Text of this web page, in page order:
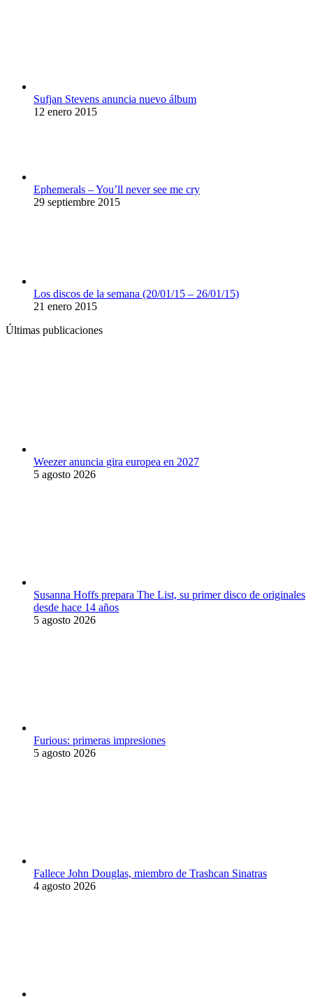
Sufjan Stevens anuncia nuevo álbum
12 enero 2015
Ephemerals – You’ll never see me cry
29 septiembre 2015
Los discos de la semana (20/01/15 – 26/01/15)
21 enero 2015
Últimas publicaciones
Weezer anuncia gira europea en 2027
5 agosto 2026
Susanna Hoffs prepara The List, su primer disco de originales
desde hace 14 años
5 agosto 2026
Furious: primeras impresiones
5 agosto 2026
Fallece John Douglas, miembro de Trashcan Sinatras
4 agosto 2026